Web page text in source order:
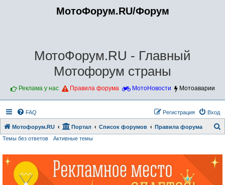
МотоФорум.RU/Форум
МотоФорум.RU - Главный
Мотофорум страны
Реклама у нас Правила форума МотоНовости Мотоаварии
FAQ Вход
Регистрация
Мотофорум.RU Портал Список форумов Правила форума
Темы без ответов Активные темы